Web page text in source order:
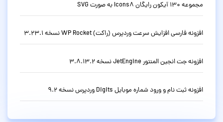
مجموعه 130 آیکون رایگان Icons8 به صورت SVG
افزونه فارسی افزایش سرعت وردپرس (راکت) WP Rocket نسخه 3.23.1
افزونه جت انجین المنتور JetEngine نسخه 3.8.13.2
افزونه ثبت نام و ورود شماره موبایل Digits وردپرس نسخه 9.2